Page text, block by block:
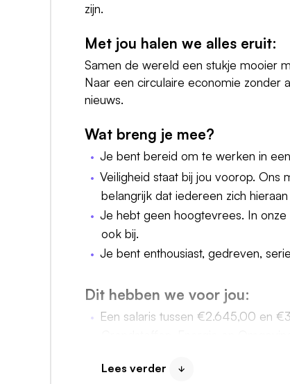
zijn.
Met jou halen we alles eruit:
Samen de wereld een stukje mooier
Naar een circulaire economie zonder
nieuws.
Wat breng je mee?
Je bent bereid om te werken in
Veiligheid staat bij jou voorop.
belangrijk dat iedereen zich hieraan
Je hebt geen hoogtevrees. In
ook bij.
Je bent enthousiast, gedreven,
Dit hebben we voor jou:
Een salaris tussen €2.645,00 en
Een persoonlijk
Lees verder